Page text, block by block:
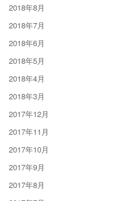
2018年8月
2018年7月
2018年6月
2018年5月
2018年4月
2018年3月
2017年12月
2017年11月
2017年10月
2017年9月
2017年8月